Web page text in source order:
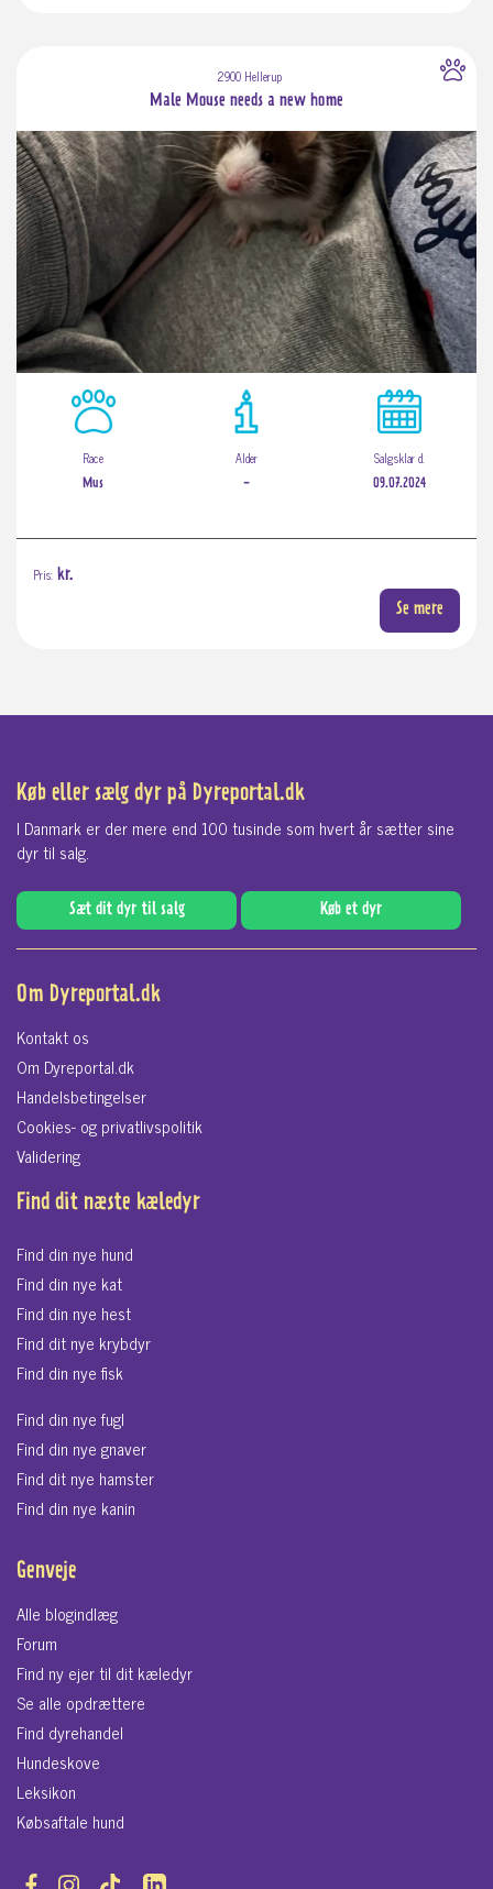
2900 Hellerup
Male Mouse needs a new home
Race
Mus
Alder
-
Salgsklar d.
09.07.2024
Pris: kr.
Se mere
Køb eller sælg dyr på Dyreportal.dk
I Danmark er der mere end 100 tusinde som hvert år sætter sine
dyr til salg.
Sæt dit dyr til salg Køb et dyr
Om Dyreportal.dk
Kontakt os
Om Dyreportal.dk
Handelsbetingelser
Cookies- og privatlivspolitik
Validering
Find dit næste kæledyr
Find din nye hund
Find din nye kat
Find din nye hest
Find dit nye krybdyr
Find din nye fisk
Find din nye fugl
Find din nye gnaver
Find dit nye hamster
Find din nye kanin
Genveje
Alle blogindlæg
Forum
Find ny ejer til dit kæledyr
Se alle opdrættere
Find dyrehandel
Hundeskove
Leksikon
Købsaftale hund